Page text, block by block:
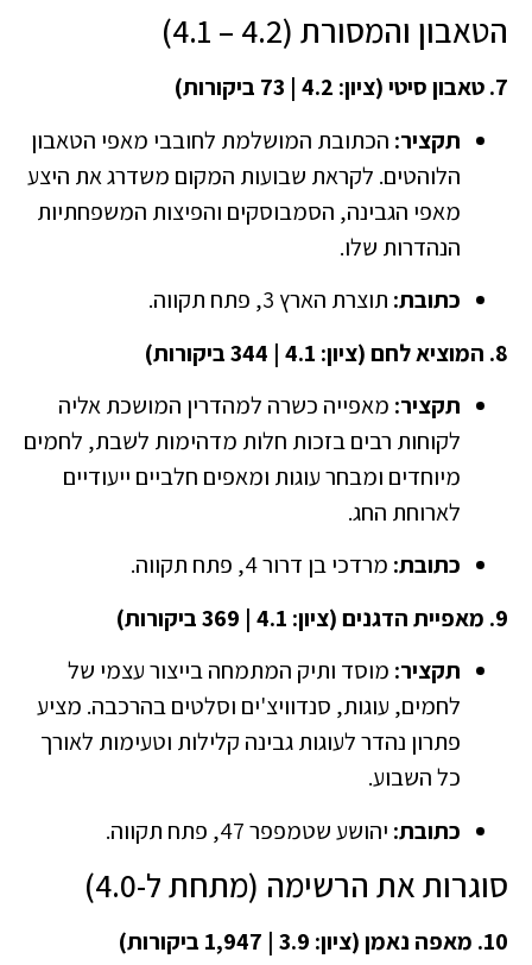
הטאבון והמסורת (4.2 – 4.1)
7. טאבון סיטי (ציון: 4.2 | 73 ביקורות)
תקציר: הכתובת המושלמת לחובבי מאפי הטאבון
הלוהטים. לקראת שבועות המקום משדרג את היצע
מאפי הגבינה, הסמבוסקים והפיצות המשפחתיות
הנהדרות שלו.
כתובת: תוצרת הארץ 3, פתח תקווה.
8. המוציא לחם (ציון: 4.1 | 344 ביקורות)
תקציר: מאפייה כשרה למהדרין המושכת אליה
לקוחות רבים בזכות חלות מדהימות לשבת, לחמים
מיוחדים ומבחר עוגות ומאפים חלביים ייעודיים
לארוחת החג.
כתובת: מרדכי בן דרור 4, פתח תקווה.
9. מאפיית הדגנים (ציון: 4.1 | 369 ביקורות)
תקציר: מוסד ותיק המתמחה בייצור עצמי של
לחמים, עוגות, סנדוויצ'ים וסלטים בהרכבה. מציע
פתרון נהדר לעוגות גבינה קלילות וטעימות לאורך
כל השבוע.
כתובת: יהושע שטמפפר 47, פתח תקווה.
סוגרות את הרשימה (מתחת ל-4.0)
10. מאפה נאמן (ציון: 3.9 | 1,947 ביקורות)